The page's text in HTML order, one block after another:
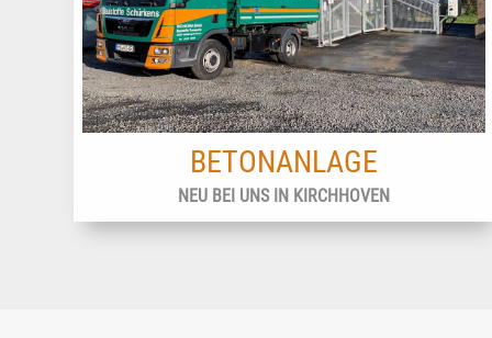
BETONANLAGE
NEU BEI UNS IN KIRCHHOVEN